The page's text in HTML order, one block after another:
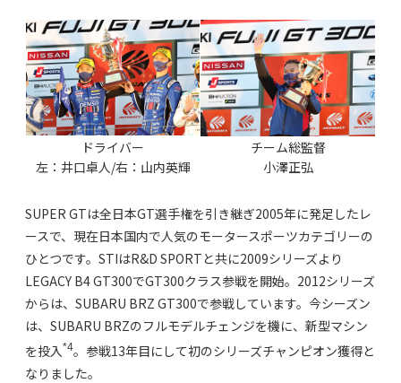
ドライバー
左：井口卓人/右：山内英輝
チーム総監督
小澤正弘
SUPER GTは全日本GT選手権を引き継ぎ2005年に発足したレ
ースで、現在日本国内で人気のモータースポーツカテゴリーの
ひとつです。STIはR&D SPORTと共に2009シリーズより
LEGACY B4 GT300でGT300クラス参戦を開始。2012シリーズ
からは、SUBARU BRZ GT300で参戦しています。今シーズン
は、SUBARU BRZのフルモデルチェンジを機に、新型マシン
を投入*4。参戦13年目にして初のシリーズチャンピオン獲得と
なりました。